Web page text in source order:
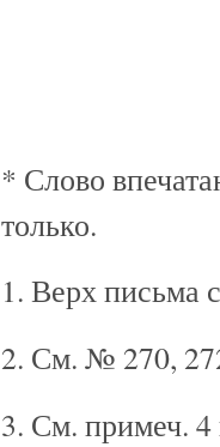
* Слово
только.
1. Верх письма
2. См. № 270,
3. См. примеч.